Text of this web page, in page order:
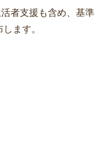
者支援も含め、基
ます。